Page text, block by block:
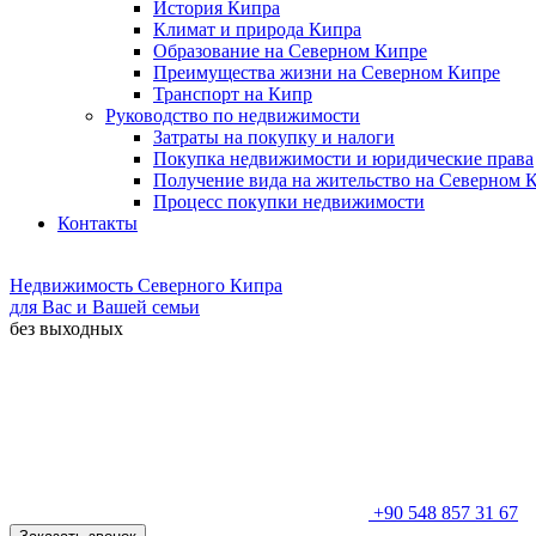
История Кипра
Климат и природа Кипра
Образование на Северном Кипре
Преимущества жизни на Северном Кипре
Транспорт на Кипр
Руководство по недвижимости
Затраты на покупку и налоги
Покупка недвижимости и юридические права
Получение вида на жительство на Северном
Процесс покупки недвижимости
Контакты
Недвижимость Северного Кипра
для Вас и Вашей семьи
без выходных
+90 548 857 31 67